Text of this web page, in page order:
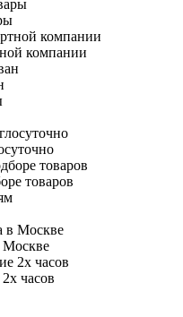
компании
товаров
Москве
часов